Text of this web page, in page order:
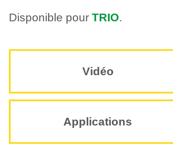
Disponible pour TRIO.
Vidéo
Applications